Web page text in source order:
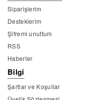
Siparişlerim
Desteklerim
Şifremi unuttum
RSS
Haberler
Bilgi
Şartlar ve Koşullar